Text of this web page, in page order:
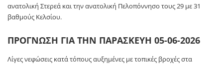
ανατολική Στερεά και την ανατολική Πελοπόννησο τους 29 με 31
βαθμούς Κελσίου.
ΠΡΟΓΝΩΣΗ ΓΙΑ ΤΗΝ ΠΑΡΑΣΚΕΥΗ 05-06-2026
Λίγες νεφώσεις κατά τόπους αυξημένες με τοπικές βροχές στα